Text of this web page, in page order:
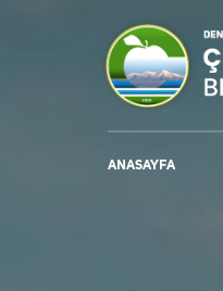
ANASAYFA